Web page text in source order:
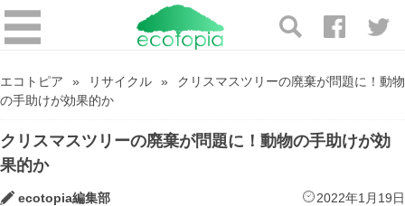
エコトピア リサイクル
クリスマスツリーの廃棄が問題に！動物
の手助けが効果的か
クリスマスツリーの廃棄が問題に！動物の手助けが効
果的か
ecotopia編集部 2022年1月19日